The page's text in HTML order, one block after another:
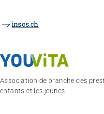
insos.ch
Association de branche des
enfants et les jeunes